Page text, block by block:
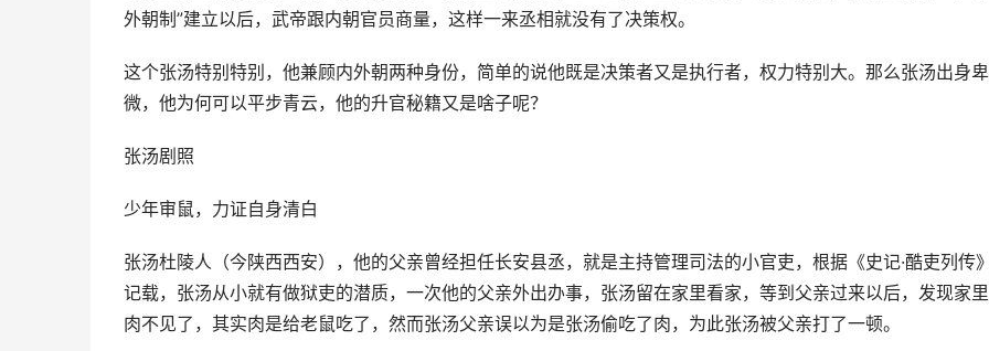
外朝制”建立以后，武帝跟内朝官员商量，这样一来丞相就没有了决策权。
这个张汤特别特别，他兼顾内外朝两种身份，简单的说他既是决策者又是执行者，权力特别大。那么张汤出身卑
微，他为何可以平步青云，他的升官秘籍又是啥子呢？
张汤剧照
少年审鼠，力证自身清白
张汤杜陵人（今陕西西安），他的父亲曾经担任长安县丞，就是主持管理司法的小官吏，根据《史记·酷吏列传》
记载，张汤从小就有做狱吏的潜质，一次他的父亲外出办事，张汤留在家里看家，等到父亲过来以后，发现家
肉不见了，其实肉是给老鼠吃了，然而张汤父亲误以为是张汤偷吃了肉，为此张汤被父亲打了一顿。